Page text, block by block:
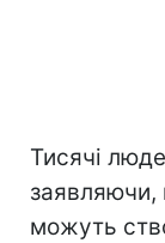
Тисячі
заявляючи,
можуть